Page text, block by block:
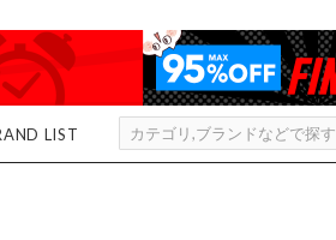
LIST